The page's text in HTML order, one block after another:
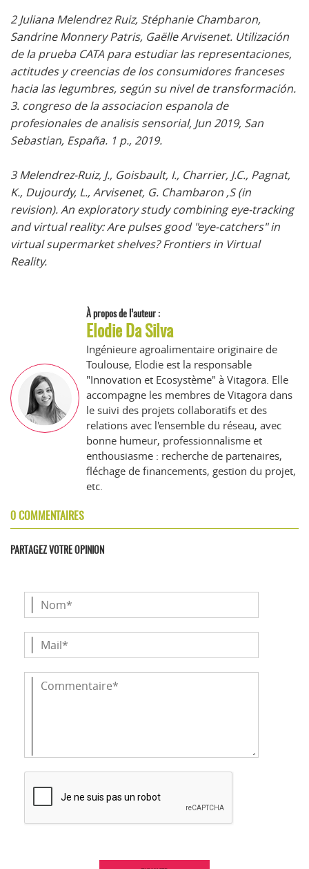
2 Juliana Melendrez Ruiz, Stéphanie Chambaron,
Sandrine Monnery Patris, Gaëlle Arvisenet. Utilización
de la prueba CATA para estudiar las representaciones,
actitudes y creencias de los consumidores franceses
hacia las legumbres, según su nivel de transformación.
3. congreso de la associacion espanola de
profesionales de analisis sensorial, Jun 2019, San
Sebastian, España. 1 p., 2019.
3 Melendrez-Ruiz, J., Goisbault, I., Charrier, J.C., Pagnat,
K., Dujourdy, L., Arvisenet, G. Chambaron ,S (in
revision). An exploratory study combining eye-tracking
and virtual reality: Are pulses good "eye-catchers" in
virtual supermarket shelves? Frontiers in Virtual
Reality.
À propos de l’auteur :
Elodie Da Silva
Ingénieure agroalimentaire originaire de
Toulouse, Elodie est la responsable
"Innovation et Ecosystème" à Vitagora. Elle
accompagne les membres de Vitagora dans
le suivi des projets collaboratifs et des
relations avec l'ensemble du réseau, avec
bonne humeur, professionnalisme et
enthousiasme : recherche de partenaires,
fléchage de financements, gestion du projet,
etc.
0 COMMENTAIRES
PARTAGEZ VOTRE OPINION